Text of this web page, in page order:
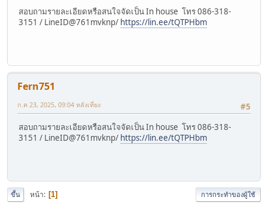
สอบถามรายละเอียดหรือสนใจจัดเป็น In house โทร 086-318-
3151 / LineID@761mvknp/ https://lin.ee/tQTPHbm
Fern751
#5
ก.ค 23, 2025, 09:04 หลังเที่ยง
สอบถามรายละเอียดหรือสนใจจัดเป็น In house โทร 086-318-
3151 / LineID@761mvknp/ https://lin.ee/tQTPHbm
ขึ้น หน้า 1 การกระทำของผู้ใช้